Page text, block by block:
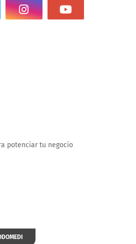
potenciar tu negocio